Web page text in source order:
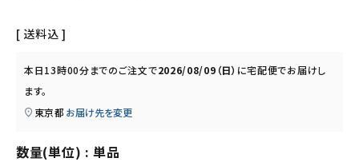
ブランド
定期購入
送料込
本日13時00分までのご注文で2026/08/09（日） に宅配便でお届けし
ます。
東京都 お届け先を変更
数量(単位) 単品